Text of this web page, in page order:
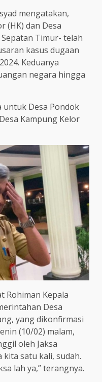
mengatakan,
(HK) dan Desa
Timur- telah
kasus dugaan
Keduanya
negara hingga
untuk Desa Pondok
Kampung Kelor
Rohiman Kepala
Desa
yang dikonfirmasi
(10/02) malam,
oleh Jaksa
kita satu kali, sudah.
lah ya,” terangnya.